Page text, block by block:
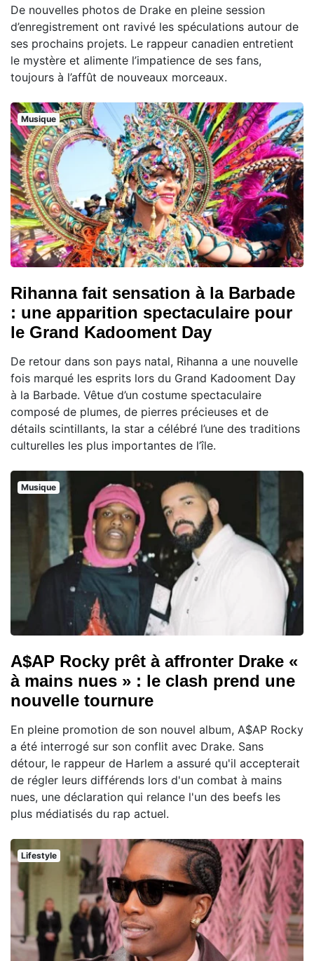
De nouvelles photos de Drake en pleine session
d’enregistrement ont ravivé les spéculations autour de
ses prochains projets. Le rappeur canadien entretient
le mystère et alimente l’impatience de ses fans,
toujours à l’affût de nouveaux morceaux.
Musique
Rihanna fait sensation à la Barbade
: une apparition spectaculaire pour
le Grand Kadooment Day
De retour dans son pays natal, Rihanna a une nouvelle
fois marqué les esprits lors du Grand Kadooment Day
à la Barbade. Vêtue d’un costume spectaculaire
composé de plumes, de pierres précieuses et de
détails scintillants, la star a célébré l’une des traditions
culturelles les plus importantes de l’île.
Musique
A$AP Rocky prêt à affronter Drake «
à mains nues » : le clash prend une
nouvelle tournure
En pleine promotion de son nouvel album, A$AP Rocky
a été interrogé sur son conflit avec Drake. Sans
détour, le rappeur de Harlem a assuré qu'il accepterait
de régler leurs différends lors d'un combat à mains
nues, une déclaration qui relance l'un des beefs les
plus médiatisés du rap actuel.
Lifestyle